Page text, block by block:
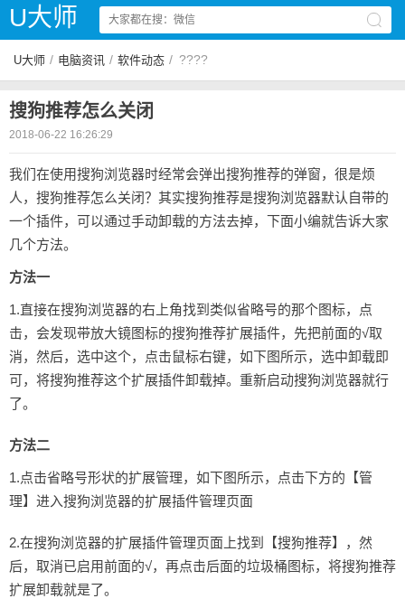
U大师
U大师 / 电脑资讯 / 软件动态 / ????
搜狗推荐怎么关闭
2018-06-22 16:26:29
我们在使用搜狗浏览器时经常会弹出搜狗推荐的弹窗，很是烦
人，搜狗推荐怎么关闭？其实搜狗推荐是搜狗浏览器默认自带的
一个插件，可以通过手动卸载的方法去掉，下面小编就告诉大家
几个方法。
方法一
1.直接在搜狗浏览器的右上角找到类似省略号的那个图标，点
击，会发现带放大镜图标的搜狗推荐扩展插件，先把前面的√取
消，然后，选中这个，点击鼠标右键，如下图所示，选中卸载即
可，将搜狗推荐这个扩展插件卸载掉。重新启动搜狗浏览器就行
了。
方法二
1.点击省略号形状的扩展管理，如下图所示，点击下方的【管
理】进入搜狗浏览器的扩展插件管理页面
2.在搜狗浏览器的扩展插件管理页面上找到【搜狗推荐】，然
后，取消已启用前面的√，再点击后面的垃圾桶图标，将搜狗推荐
扩展卸载就是了。